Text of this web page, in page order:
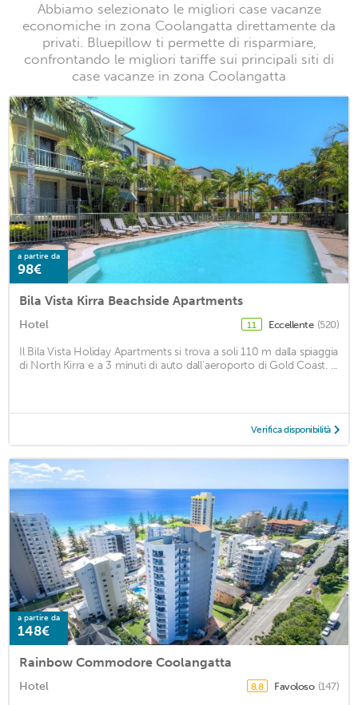
Abbiamo selezionato le migliori case vacanze
economiche in zona Coolangatta direttamente da
privati. Bluepillow ti permette di risparmiare,
confrontando le migliori tariffe sui principali siti di
case vacanze in zona Coolangatta
a partire da
98€
Bila Vista Kirra Beachside Apartments
Hotel 11 Eccellente (520)
Il Bila Vista Holiday Apartments si trova a soli 110 m dalla spiaggia
di North Kirra e a 3 minuti di auto dall'aeroporto di Gold Coast. ...
Verifica disponibilità
a partire da
148€
Rainbow Commodore Coolangatta
Hotel 8,8 Favoloso (147)